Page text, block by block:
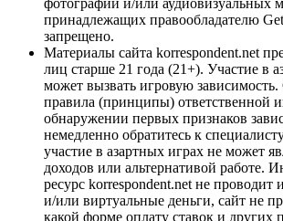
принадлежащих правообладателю
запрещено.
Материалы сайта korrespondent.net
лиц старше 21 года (21+). Участие в
может вызвать игровую
правила (принципы) ответственной
обнаружении первых признаков
немедленно обратитесь к
участие в азартных играх не может
доходов или альтернативой работе.
ресурс korrespondent.net не проводит
и/или виртуальные деньги, сайт не
какой форме оплату ставок и других